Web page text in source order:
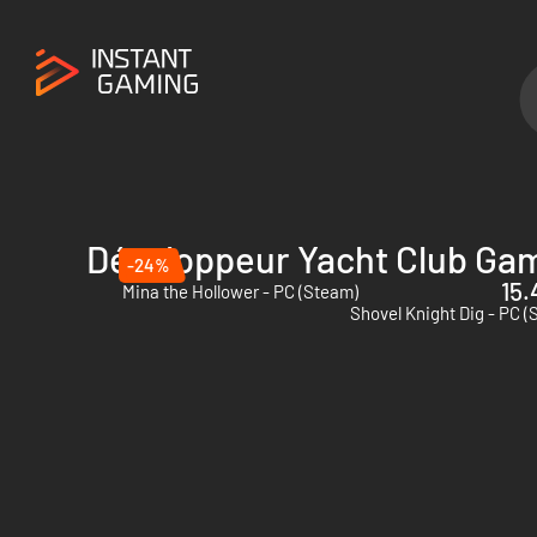
Développeur Yacht Club
-24%
Mina the Hollower - PC (Steam)
Shovel Knight Dig - PC